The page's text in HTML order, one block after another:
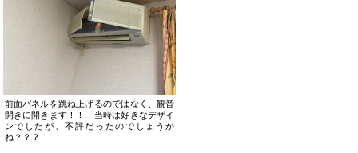
前面パネルを跳ね上げるのではなく、観音
開きに開きます！！ 当時は好きなデザイ
ンでしたが、不評だったのでしょうか
ね？？？